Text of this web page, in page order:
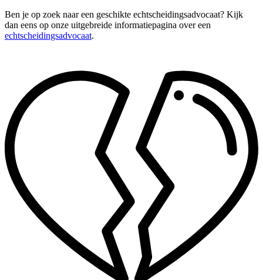
Ben je op zoek naar een geschikte echtscheidingsadvocaat? Kijk
dan eens op onze uitgebreide informatiepagina over een
echtscheidingsadvocaat.